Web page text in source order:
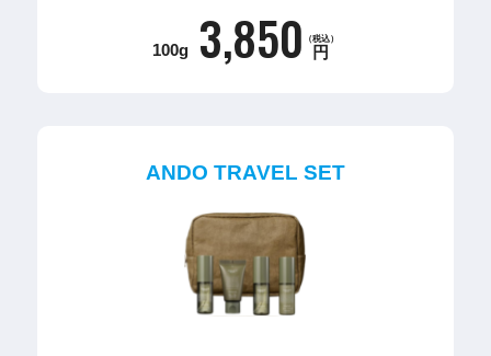
100g 3,850 （税込）
円
ANDO TRAVEL SET